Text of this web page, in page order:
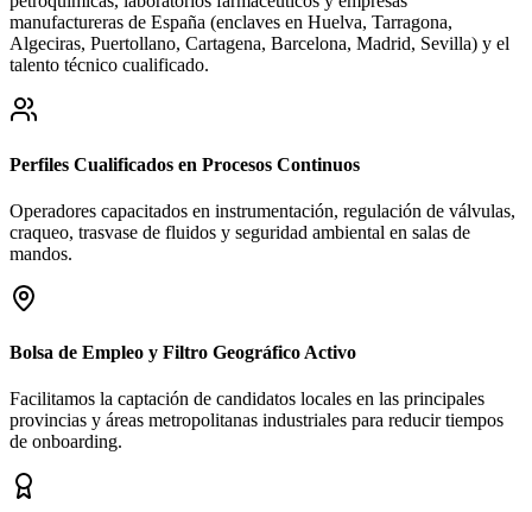
manufactureras de España (enclaves en Huelva, Tarragona,
Algeciras, Puertollano, Cartagena, Barcelona, Madrid, Sevilla) y el
talento técnico cualificado.
Perfiles Cualificados en Procesos Continuos
Operadores capacitados en instrumentación, regulación de válvulas,
craqueo, trasvase de fluidos y seguridad ambiental en salas de
mandos.
Bolsa de Empleo y Filtro Geográfico Activo
Facilitamos la captación de candidatos locales en las principales
provincias y áreas metropolitanas industriales para reducir tiempos
de onboarding.